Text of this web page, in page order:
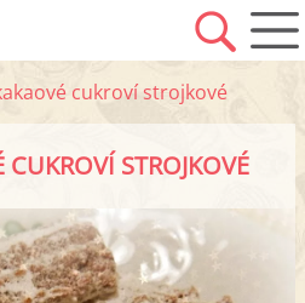
cukroví strojkové
STROJKOVÉ